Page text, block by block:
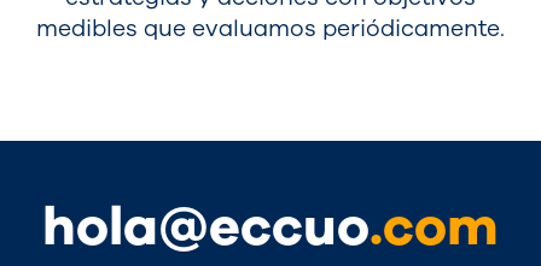
medibles que evaluamos periódicamente.
hola@eccuo.com